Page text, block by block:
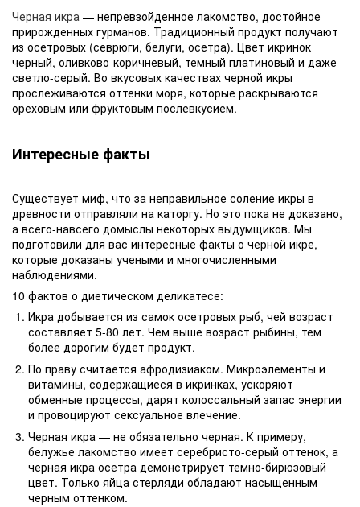
Черная икра — непревзойденное лакомство, достойное
прирожденных гурманов. Традиционный продукт получают
из осетровых (севрюги, белуги, осетра). Цвет икринок
черный, оливково-коричневый, темный платиновый и даже
светло-серый. Во вкусовых качествах черной икры
прослеживаются оттенки моря, которые раскрываются
ореховым или фруктовым послевкусием.
Интересные факты
Существует миф, что за неправильное соление икры в
древности отправляли на каторгу. Но это пока не доказано,
а всего-навсего домыслы некоторых выдумщиков. Мы
подготовили для вас интересные факты о черной икре,
которые доказаны учеными и многочисленными
наблюдениями.
10 фактов о диетическом деликатесе:
Икра добывается из самок осетровых рыб, чей возраст
составляет 5-80 лет. Чем выше возраст рыбины, тем
более дорогим будет продукт.
По праву считается афродизиаком. Микроэлементы и
витамины, содержащиеся в икринках, ускоряют
обменные процессы, дарят колоссальный запас энергии
и провоцируют сексуальное влечение.
Черная икра — не обязательно черная. К примеру,
белужье лакомство имеет серебристо-серый оттенок, а
черная икра осетра демонстрирует темно-бирюзовый
цвет. Только яйца стерляди обладают насыщенным
черным оттенком.